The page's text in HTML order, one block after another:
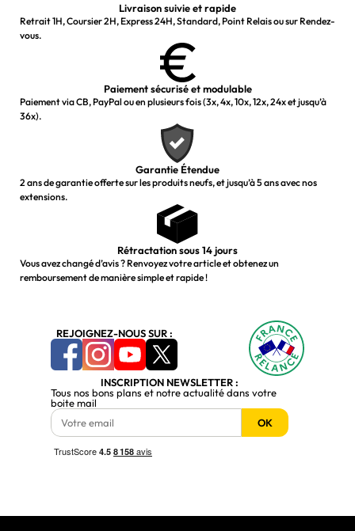
Livraison suivie et rapide
Retrait 1H, Coursier 2H, Express 24H, Standard, Point Relais ou sur Rendez-
vous.
Paiement sécurisé et modulable
Paiement via CB, PayPal ou en plusieurs fois (3x, 4x, 10x, 12x, 24x et jusqu’à
36x).
Garantie Étendue
2 ans de garantie offerte sur les produits neufs, et jusqu’à 5 ans avec nos
extensions.
Rétractation sous 14 jours
Vous avez changé d’avis ? Renvoyez votre article et obtenez un
remboursement de manière simple et rapide !
REJOIGNEZ-NOUS SUR :
INSCRIPTION NEWSLETTER :
Tous nos bons plans et notre actualité dans votre
boite mail
OK